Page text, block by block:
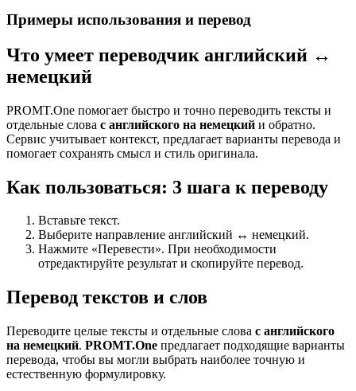
Примеры использования и перевод
Что умеет переводчик английский ↔
немецкий
PROMT.One помогает быстро и точно переводить тексты и
отдельные слова с английского на немецкий и обратно.
Сервис учитывает контекст, предлагает варианты перевода и
помогает сохранять смысл и стиль оригинала.
Как пользоваться: 3 шага к переводу
Вставьте текст.
Выберите направление английский ↔ немецкий.
Нажмите «Перевести». При необходимости
отредактируйте результат и скопируйте перевод.
Перевод текстов и слов
Переводите целые тексты и отдельные слова с английского
на немецкий. PROMT.One предлагает подходящие варианты
перевода, чтобы вы могли выбрать наиболее точную и
естественную формулировку.